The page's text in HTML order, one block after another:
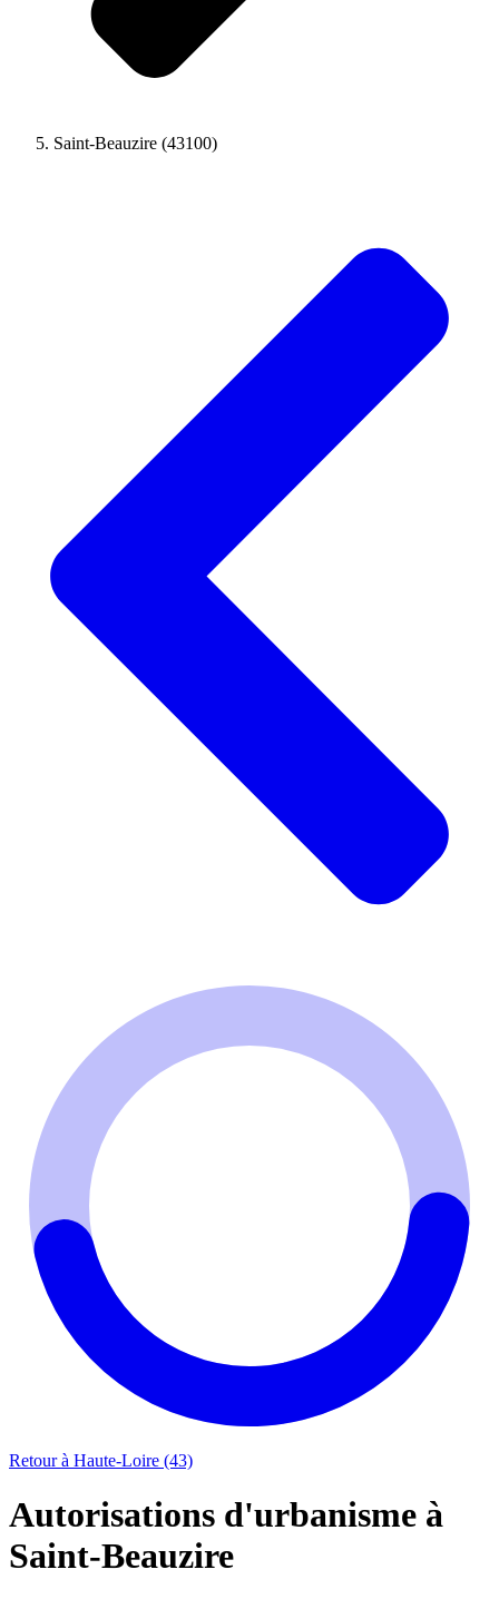
Saint-Beauzire (43100)
Retour à Haute-Loire (43)
Autorisations d'urbanisme à
Saint-Beauzire